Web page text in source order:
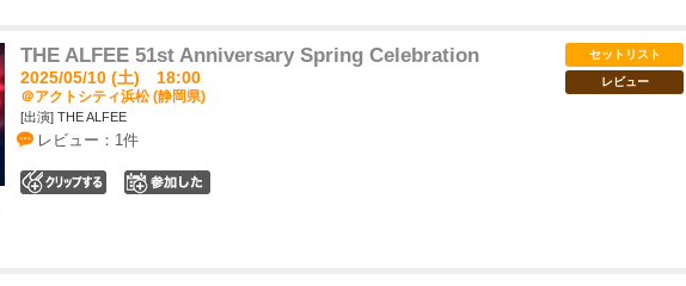
THE ALFEE 51st Anniversary Spring Celebration
2025/05/10 (土) 18:00
＠アクトシティ浜松 (静岡県)
[出演] THE ALFEE
レビュー：1件
セットリスト
レビュー